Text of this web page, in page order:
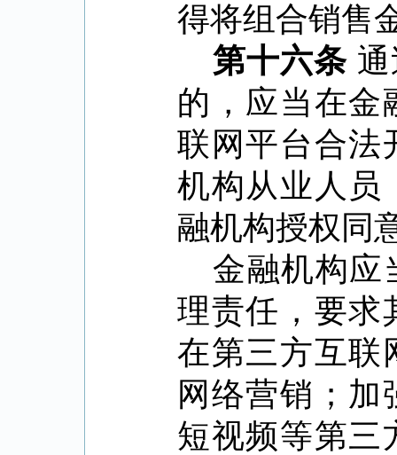
得将组合销售
第十六条
的，应当在金
联网平台合法
机构从业人员
融机构授权同
金融机构应
理责任，要求
在第三方互联
网络营销；
短视频等第三